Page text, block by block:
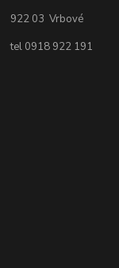
922 03 Vrbové
tel 0918 922 191